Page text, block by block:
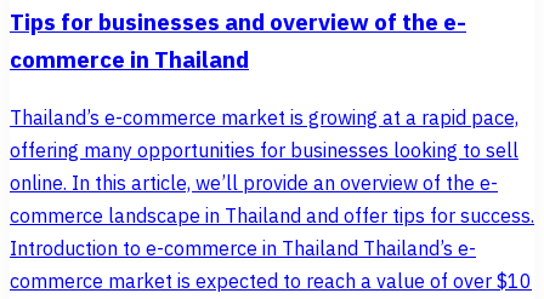
Tips for businesses and overview of the e-
commerce in Thailand
Thailand’s e-commerce market is growing at a rapid pace,
offering many opportunities for businesses looking to sell
online. In this article, we’ll provide an overview of the e-
commerce landscape in Thailand and offer tips for success.
Introduction to e-commerce in Thailand Thailand’s e-
commerce market is expected to reach a value of over $10